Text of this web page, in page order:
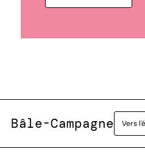
Bâle-Campagne Vers